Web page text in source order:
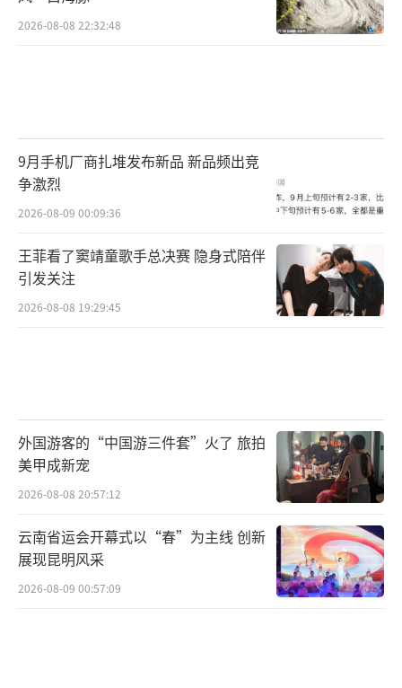
2026-08-08 22:32:48
9月手机厂商扎堆发布新品 新品频出竞
争激烈
2026-08-09 00:09:36
王菲看了窦靖童歌手总决赛 隐身式陪伴
引发关注
2026-08-08 19:29:45
外国游客的“中国游三件套”火了 旅拍
美甲成新宠
2026-08-08 20:57:12
云南省运会开幕式以“春”为主线 创新
展现昆明风采
2026-08-09 00:57:09